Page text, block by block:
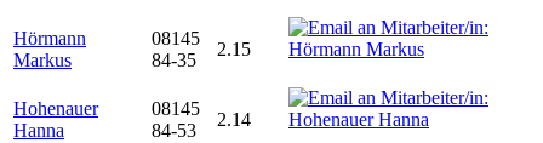
Hörmann
Markus
08145
84-35
2.15
Hohenauer
Hanna
08145
84-53
2.14